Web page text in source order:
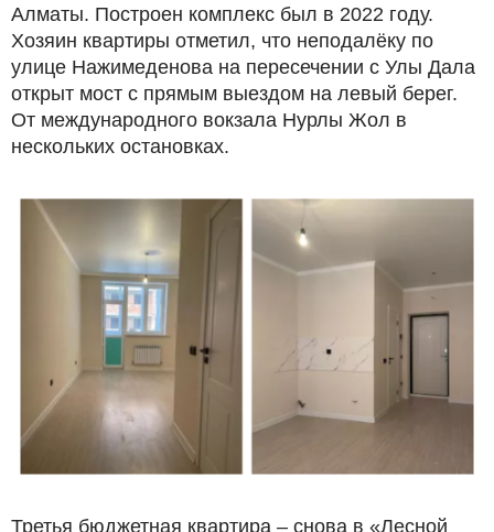
Алматы. Построен комплекс был в 2022 году.
Хозяин квартиры отметил, что неподалёку по
улице Нажимеденова на пересечении с Улы Дала
открыт мост с прямым выездом на левый берег.
От международного вокзала Нурлы Жол в
нескольких остановках.
Третья бюджетная квартира – снова в «Лесной